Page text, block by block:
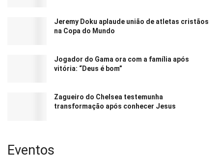
Jeremy Doku aplaude união de atletas cristãos
na Copa do Mundo
Jogador do Gama ora com a família após
vitória: “Deus é bom”
Zagueiro do Chelsea testemunha
transformação após conhecer Jesus
Eventos